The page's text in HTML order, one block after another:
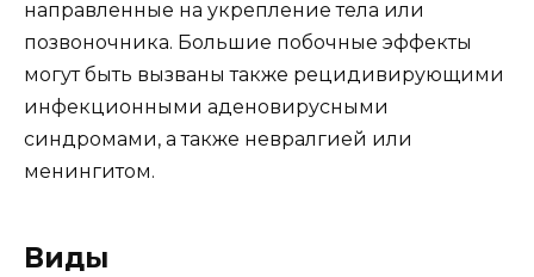
направленные на укрепление тела или
позвоночника. Большие побочные эффекты
могут быть вызваны также рецидивирующими
инфекционными аденовирусными
синдромами, а также невралгией или
менингитом.
Виды